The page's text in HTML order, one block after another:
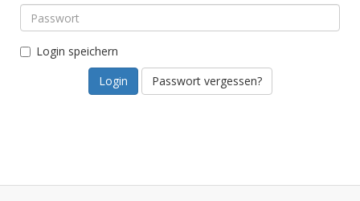
Login speichern
Passwort vergessen?